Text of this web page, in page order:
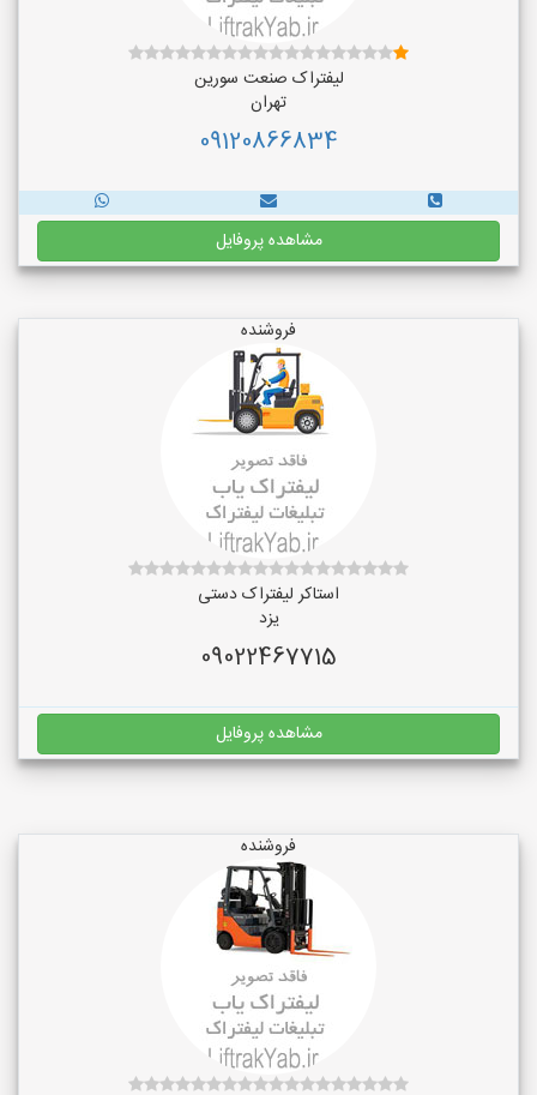
لیفتراک صنعت سورین
تهران
09120866834
مشاهده پروفایل
فروشنده
استاکر لیفتراک دستی
یزد
09022467715
مشاهده پروفایل
فروشنده